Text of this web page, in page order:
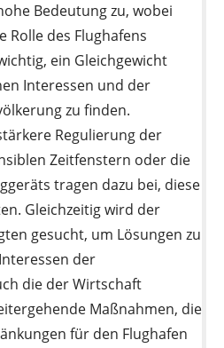
Bedeutung zu, wobei
Rolle des Flughafens
ein Gleichgewicht
Interessen und der
zu finden.
Regulierung der
Zeitfenstern oder die
tragen dazu bei, diese
Gleichzeitig wird der
gesucht, um Lösungen zu
der
die der Wirtschaft
Maßnahmen, die
für den Flughafen